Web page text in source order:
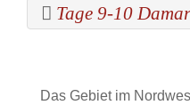
Tage 9-10
Das Gebiet im